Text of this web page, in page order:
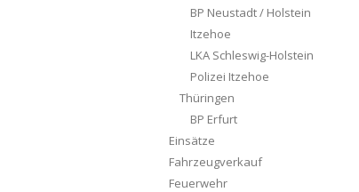
BP Neustadt / Holstein
Itzehoe
LKA Schleswig-Holstein
Polizei Itzehoe
Thüringen
BP Erfurt
Einsätze
Fahrzeugverkauf
Feuerwehr